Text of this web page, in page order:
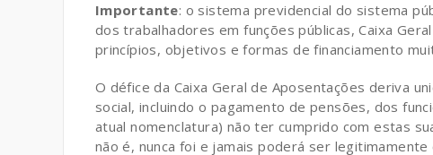
Importante: o sistema previdencial do sistema
dos trabalhadores em funções públicas, Caixa
princípios, objetivos e formas de financiamento
O défice da Caixa Geral de Aposentações deriva
social, incluindo o pagamento de pensões, dos
atual nomenclatura) não ter cumprido com estas
não é, nunca foi e jamais poderá ser